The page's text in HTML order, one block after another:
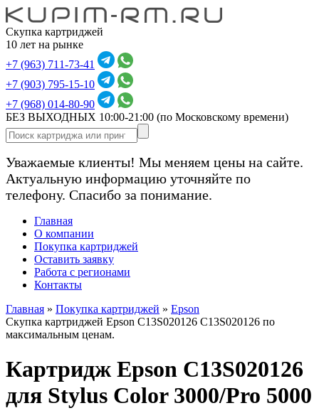
Скупка картриджей
10 лет на рынке
+7 (963) 711-73-41
+7 (903) 795-15-10
+7 (968) 014-80-90
БЕЗ ВЫХОДНЫХ 10:00-21:00 (по Московскому времени)
Уважаемые клиенты! Мы меняем цены на сайте.
Актуальную информацию уточняйте по
телефону. Спасибо за понимание.
Главная
О компании
Покупка картриджей
Оставить заявку
Работа с регионами
Контакты
Главная » Покупка картриджей » Epson
Скупка картриджей Epson C13S020126 C13S020126 по
максимальным ценам.
Картридж Epson C13S020126
для Stylus Color 3000/Pro 5000